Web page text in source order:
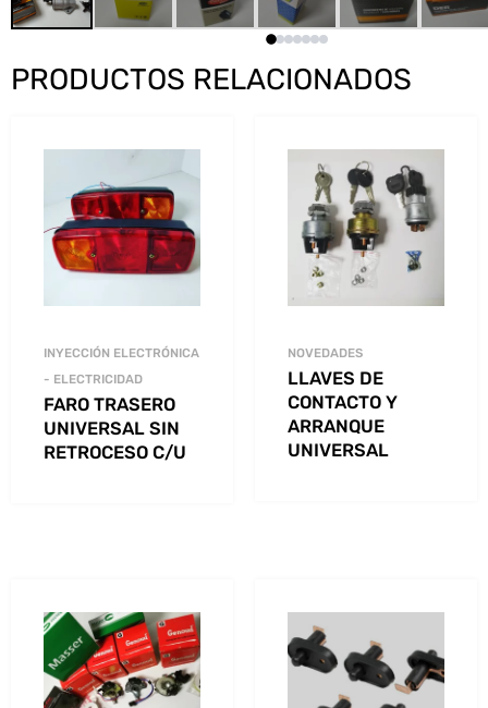
PRODUCTOS RELACIONADOS
INYECCIÓN ELECTRÓNICA
- ELECTRICIDAD
FARO TRASERO
UNIVERSAL SIN
RETROCESO C/U
NOVEDADES
LLAVES DE
CONTACTO Y
ARRANQUE
UNIVERSAL